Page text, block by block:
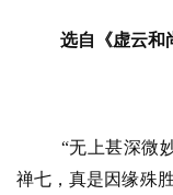
选自《虚云和
“无上甚深微
禅七，真是因缘殊